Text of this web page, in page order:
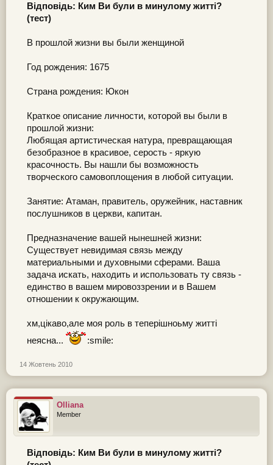
Відповідь: Ким Ви були в минулому житті?
(тест)
В прошлой жизни вы были женщиной
Год рождения: 1675
Страна рождения: Юкон
Краткое описание личности, которой вы были в
прошлой жизни:
Любящая артистическая натура, превращающая
безобразное в красивое, серость - яркую
красочность. Вы нашли бы возможность
творческого самовоплощения в любой ситуации.
Занятие: Атаман, правитель, оружейник, наставник
послушников в церкви, капитан.
Предназначение вашей нынешней жизни:
Существует невидимая связь между
материальными и духовными сферами. Ваша
задача искать, находить и использовать ту связь -
единство в вашем мировоззрении и в Вашем
отношении к окружающим.
хм,цікаво,але моя роль в теперішноьму житті
неясна...
:smile:
14 Жовтень 2010
Olliana
Member
Відповідь: Ким Ви були в минулому житті?